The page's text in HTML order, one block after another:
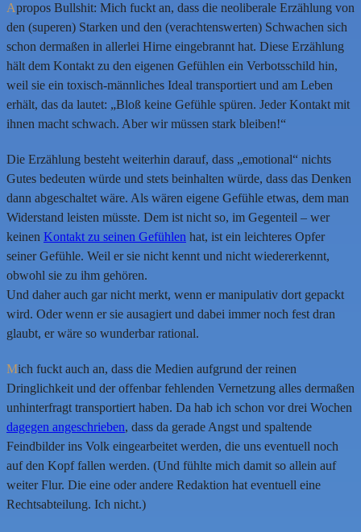
Apropos Bullshit: Mich fuckt an, dass die neoliberale Erzählung von
den (superen) Starken und den (verachtenswerten) Schwachen sich
schon dermaßen in allerlei Hirne eingebrannt hat. Diese Erzählung
hält dem Kontakt zu den eigenen Gefühlen ein Verbotsschild hin,
weil sie ein toxisch-männliches Ideal transportiert und am Leben
erhält, das da lautet: „Bloß keine Gefühle spüren. Jeder Kontakt mit
ihnen macht schwach. Aber wir müssen stark bleiben!“
Die Erzählung besteht weiterhin darauf, dass „emotional“ nichts
Gutes bedeuten würde und stets beinhalten würde, dass das Denken
dann abgeschaltet wäre. Als wären eigene Gefühle etwas, dem man
Widerstand leisten müsste. Dem ist nicht so, im Gegenteil – wer
keinen Kontakt zu seinen Gefühlen hat, ist ein leichteres Opfer
seiner Gefühle. Weil er sie nicht kennt und nicht wiedererkennt,
obwohl sie zu ihm gehören.
Und daher auch gar nicht merkt, wenn er manipulativ dort gepackt
wird. Oder wenn er sie ausagiert und dabei immer noch fest dran
glaubt, er wäre so wunderbar rational.
Mich fuckt auch an, dass die Medien aufgrund der reinen
Dringlichkeit und der offenbar fehlenden Vernetzung alles dermaßen
unhinterfragt transportiert haben. Da hab ich schon vor drei Wochen
dagegen angeschrieben, dass da gerade Angst und spaltende
Feindbilder ins Volk eingearbeitet werden, die uns eventuell noch
auf den Kopf fallen werden. (Und fühlte mich damit so allein auf
weiter Flur. Die eine oder andere Redaktion hat eventuell eine
Rechtsabteilung. Ich nicht.)